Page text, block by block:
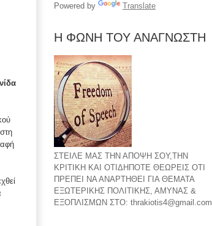
Powered by Translate
Η ΦΩΝΗ ΤΟΥ ΑΝΑΓΝΩΣΤΗ
ΣΤΕΙΛΕ ΜΑΣ ΤΗΝ ΑΠΟΨΗ ΣΟΥ,ΤΗΝ
ΚΡΙΤΙΚΗ ΚΑΙ ΟΤΙΔΗΠΟΤΕ ΘΕΩΡΕΙΣ ΟΤΙ
ΠΡΕΠΕΙ ΝΑ ΑΝΑΡΤΗΘΕΙ ΓΙΑ ΘΕΜΑΤΑ
ΕΞΩΤΕΡΙΚΗΣ ΠΟΛΙΤΙΚΗΣ, ΑΜΥΝΑΣ &
ΕΞΟΠΛΙΣΜΩΝ ΣΤΟ: thrakiotis4@gmail.com